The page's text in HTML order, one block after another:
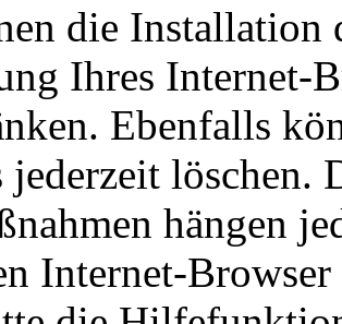
die Installation
Ihres Internet-
Ebenfalls
jederzeit löschen.
hängen
Internet-